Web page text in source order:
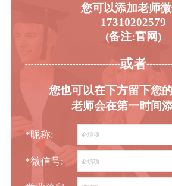
您可以添加老师
17310202579
(备注:官网)
或者
您也可以在下方留下您
老师会在第一时间
*昵称:
*微信号: